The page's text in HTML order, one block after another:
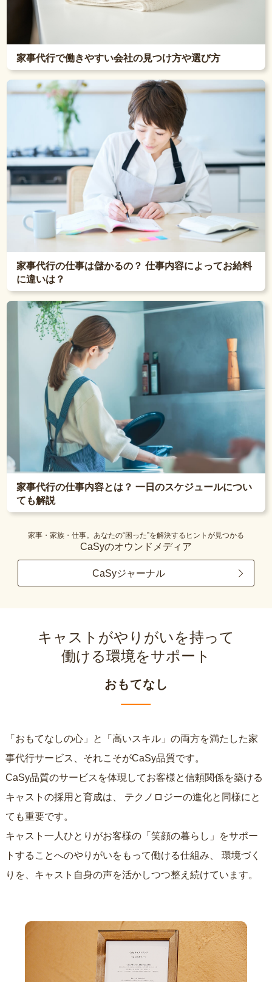
家事代行で働きやすい会社の見つけ方や選び方
家事代行の仕事は儲かるの？ 仕事内容によってお給料
に違いは？
家事代行の仕事内容とは？ 一日のスケジュールについ
ても解説
家事・家族・仕事。あなたの“困った”を解決するヒントが見つかる
CaSyのオウンドメディア
CaSyジャーナル
キャストがやりがいを持って
働ける環境をサポート
おもてなし
「おもてなしの心」と「高いスキル」の両方を満たした家
事代行サービス、それこそがCaSy品質です。
CaSy品質のサービスを体現してお客様と信頼関係を築ける
キャストの採用と育成は、
ても重要です。
キャスト一人ひとりがお客様の「笑顔の暮らし」をサポー
トすることへのやりがいをもって働ける仕組み、
りを、キャスト自身の声を活かしつつ整え続けています。